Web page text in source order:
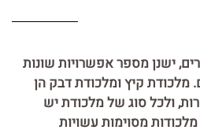
ישנן מספר אפשרויות שונות
מלכודת קיץ ומלכודת דבק הן
ולכל סוג של מלכודת יש
מסוימות עשויות